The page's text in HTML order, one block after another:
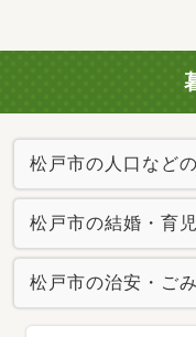
松戸市の人口など
松戸市の結婚・育
松戸市の治安・ご